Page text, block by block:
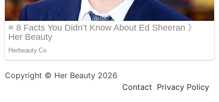
Copyright © Her Beauty 2026
Contact Privacy Policy